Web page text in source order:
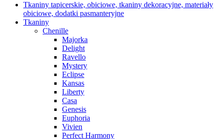
Tkaniny tapicerskie, obiciowe, tkaniny dekoracyjne, materiały
obiciowe, dodatki pasmanteryjne
Tkaniny
Chenille
Majorka
Delight
Ravello
Mystery
Eclipse
Kansas
Liberty
Casa
Genesis
Euphoria
Vivien
Perfect Harmony